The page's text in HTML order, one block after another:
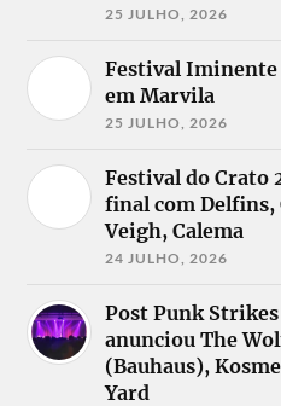
25 JULHO, 2026
Festival Iminente
em Marvila
25 JULHO, 2026
Festival do Crato
final com Delfins,
Veigh, Calema
24 JULHO, 2026
Post Punk
anunciou The
(Bauhaus),
Yard